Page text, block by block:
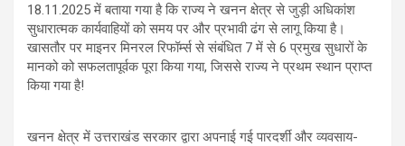
18.11.2025 में बताया गया है कि राज्य ने खनन क्षेत्र से जुड़ी अधिकांश
सुधारात्मक कार्यवाहियों को समय पर और प्रभावी ढंग से लागू किया है।
खासतौर पर माइनर मिनरल रिफॉर्म्स से संबंधित 7 में से 6 प्रमुख सुधारों के
मानको को सफलतापूर्वक पूरा किया गया, जिससे राज्य ने प्रथम स्थान प्राप्त
किया गया है!
खनन क्षेत्र में उत्तराखंड सरकार द्वारा अपनाई गई पारदर्शी और व्यवसाय-